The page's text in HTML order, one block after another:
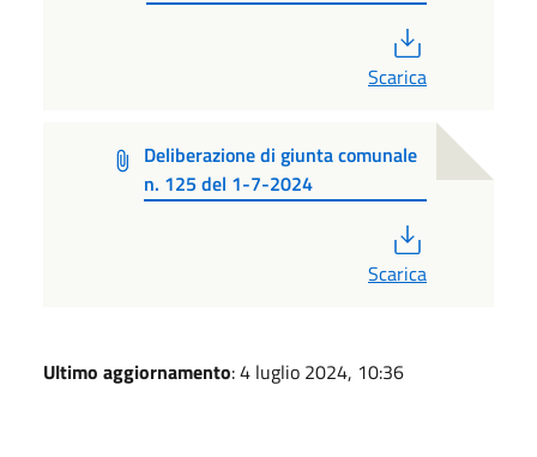
Scarica
Deliberazione di giunta comunale
n. 125 del 1-7-2024
Scarica
Ultimo aggiornamento: 4 luglio 2024, 10:36